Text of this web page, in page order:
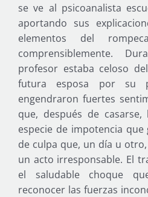
se ve al psicoanalista
aportando sus
elementos del
comprensiblemente.
profesor estaba celoso
futura esposa por su
engendraron fuertes
que, después de
especie de impotencia
de culpa que, un día u
un acto irresponsable. El
el saludable choque
reconocer las fuerzas